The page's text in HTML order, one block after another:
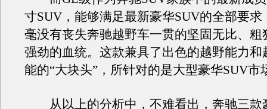
寸SUV，能够满足最新豪华SUV的全部要求
毫没有丧失奔驰越野车一贯的坚固无比、粗
强劲的血统。这款兼具了出色的越野能力和
能的“大块头”，所针对的是大型豪华SUV市
从以上的分析中，不难看出，奔驰三款